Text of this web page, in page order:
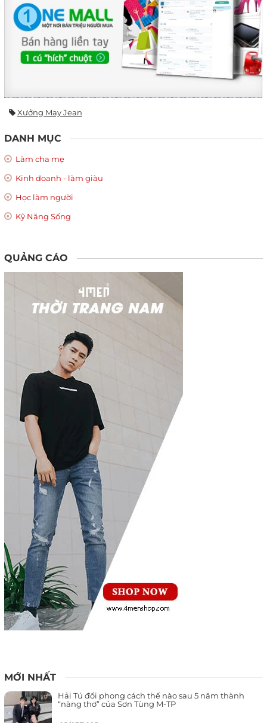
Xưởng May Jean
DANH MỤC
Làm cha mẹ
Kinh doanh - làm giàu
Học làm người
Kỹ Năng Sống
QUẢNG CÁO
MỚI NHẤT
Hải Tú đổi phong cách thế nào sau 5 năm thành
“nàng thơ” của Sơn Tùng M-TP